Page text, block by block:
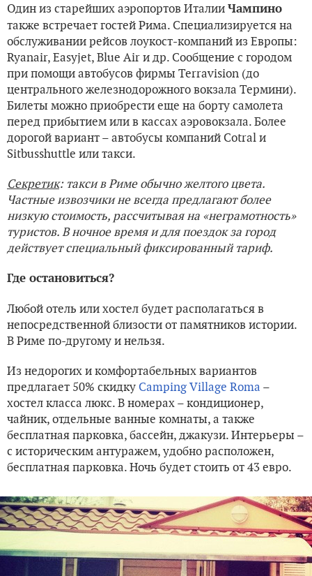
Один из старейших аэропортов Италии Чампино
также встречает гостей Рима. Специализируется на
обслуживании рейсов лоукост-компаний из Европы:
Ryanair, Easyjet, Blue Air и др. Сообщение с городом
при помощи автобусов фирмы Terravision (до
центрального железнодорожного вокзала Термини).
Билеты можно приобрести еще на борту самолета
перед прибытием или в кассах аэровокзала. Более
дорогой вариант – автобусы компаний Cotral и
Sitbusshuttle или такси.
Секретик: такси в Риме обычно желтого цвета.
Частные извозчики не всегда предлагают более
низкую стоимость, рассчитывая на «неграмотность»
туристов. В ночное время и для поездок за город
действует специальный фиксированный тариф.
Где остановиться?
Любой отель или хостел будет располагаться в
непосредственной близости от памятников истории.
В Риме по-другому и нельзя.
Из недорогих и комфортабельных вариантов
предлагает 50% скидку Camping Village Roma –
хостел класса люкс. В номерах – кондиционер,
чайник, отдельные ванные комнаты, а также
бесплатная парковка, бассейн, джакузи. Интерьеры –
с историческим антуражем, удобно расположен,
бесплатная парковка. Ночь будет стоить от 43 евро.